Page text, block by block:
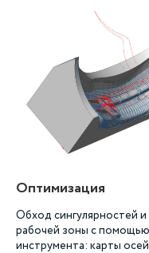
Оптимизация
Обход сингулярностей и
рабочей зоны с
инструмента: карты